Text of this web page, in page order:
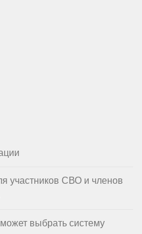
участников СВО и членов
выбрать систему